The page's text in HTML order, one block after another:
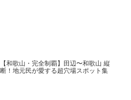
【和歌山・完全制覇】田辺〜和歌山 縦
断！地元民が愛する超穴場スポット集